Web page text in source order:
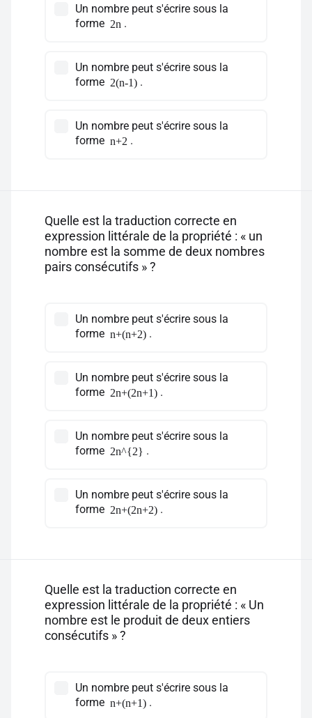
Un nombre peut s'écrire sous la
forme 2n .
Un nombre peut s'écrire sous la
forme 2(n-1) .
Un nombre peut s'écrire sous la
forme n+2 .
Quelle est la traduction correcte en
expression littérale de la propriété : « un
nombre est la somme de deux nombres
pairs consécutifs » ?
Un nombre peut s'écrire sous la
forme n+(n+2) .
Un nombre peut s'écrire sous la
forme 2n+(2n+1) .
Un nombre peut s'écrire sous la
forme 2n^{2} .
Un nombre peut s'écrire sous la
forme 2n+(2n+2) .
Quelle est la traduction correcte en
expression littérale de la propriété : « Un
nombre est le produit de deux entiers
consécutifs » ?
Un nombre peut s'écrire sous la
forme n+(n+1) .